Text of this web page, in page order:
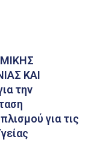
ΚΑΙ
την
για τις